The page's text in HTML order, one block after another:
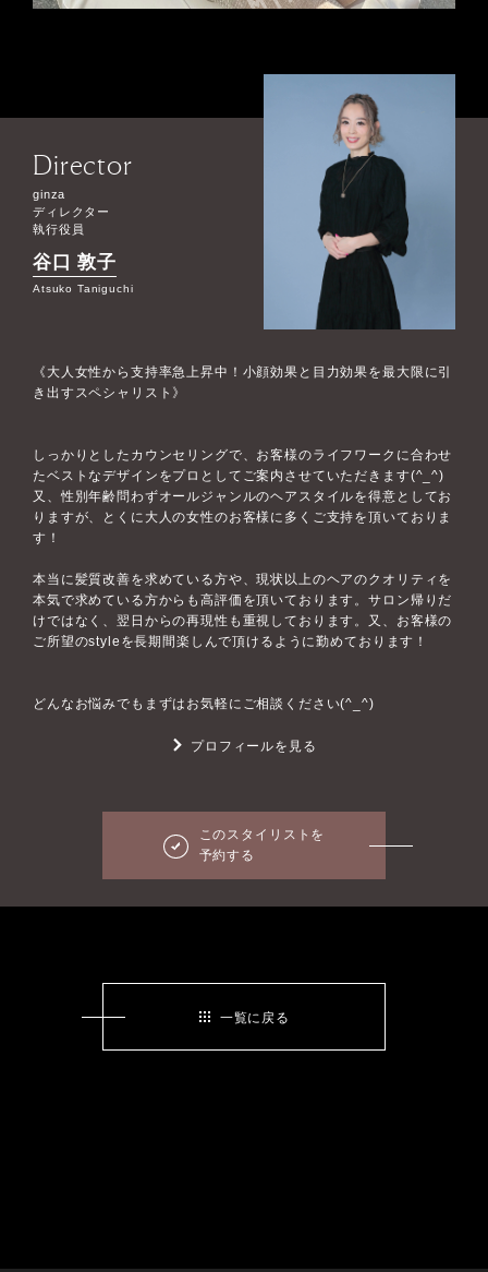
Director
ginza
ディレクター
執行役員
谷口 敦子
Atsuko Taniguchi
《大人女性から支持率急上昇中！小顔効果と目力効果を最大限に引
き出すスペシャリスト》
しっかりとしたカウンセリングで、お客様のライフワークに合わせ
たベストなデザインをプロとしてご案内させていただきます(^_^)
又、性別年齢問わずオールジャンルのヘアスタイルを得意としてお
りますが、とくに大人の女性のお客様に多くご支持を頂いておりま
す！
本当に髪質改善を求めている方や、現状以上のヘアのクオリティを
本気で求めている方からも高評価を頂いております。サロン帰りだ
けではなく、翌日からの再現性も重視しております。又、お客様の
ご所望のstyleを長期間楽しんで頂けるように勤めております！
どんなお悩みでもまずはお気軽にご相談ください(^_^)
プロフィールを見る
このスタイリストを
予約する
一覧に戻る